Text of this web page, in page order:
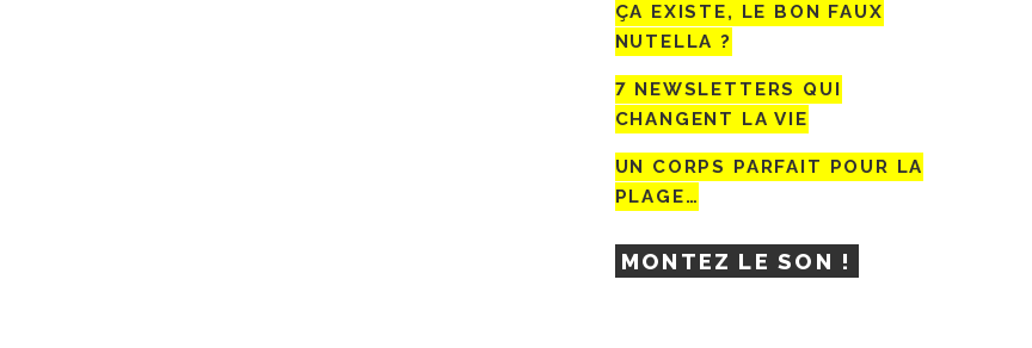
ÇA EXISTE, LE BON FAUX
NUTELLA ?
7 NEWSLETTERS QUI
CHANGENT LA VIE
UN CORPS PARFAIT POUR LA
PLAGE…
MONTEZ LE SON !